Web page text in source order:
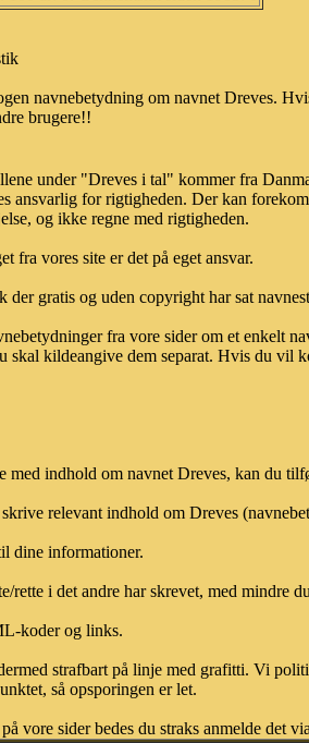
navnebetydning om navnet Dreves.
brugere!!
under "Dreves i tal" kommer fra
ansvarlig for rigtigheden. Der kan
og ikke regne med rigtigheden.
fra vores site er det på eget ansvar.
der gratis og uden copyright har sat
fra vore sider om et enkelt
skal kildeangive dem separat. Hvis du vil
med indhold om navnet Dreves, kan du
relevant indhold om Dreves
dine informationer.
rette i det andre har skrevet, med mindre
koder og links.
strafbart på linje med grafitti. Vi
så opsporingen er let.
vore sider bedes du straks anmelde det